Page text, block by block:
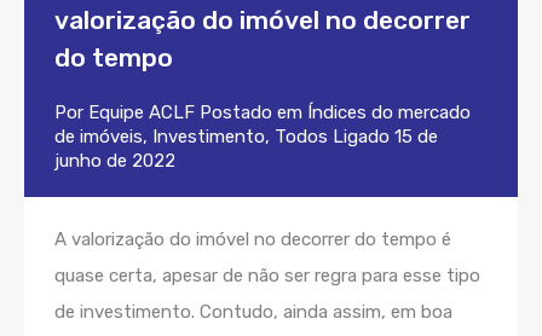
valorização do imóvel no decorrer
do tempo
Por Equipe ACLF Postado em Índices do mercado
de imóveis, Investimento, Todos Ligado 15 de
junho de 2022
A valorização do imóvel no decorrer do tempo é
quase certa, apesar de não ser regra para esse tipo
de investimento. Contudo, ainda assim, em boa